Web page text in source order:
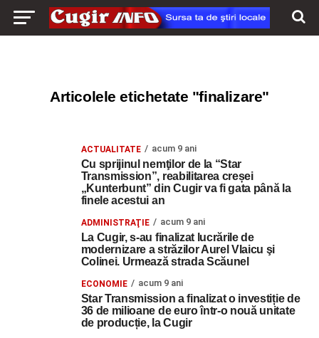
Articolele etichetate "finalizare"
ACTUALITATE acum 9 ani
Cu sprijinul nemţilor de la “Star
Transmission”, reabilitarea creșei
„Kunterbunt” din Cugir va fi gata până la
finele acestui an
ADMINISTRAŢIE acum 9 ani
La Cugir, s-au finalizat lucrările de
modernizare a străzilor Aurel Vlaicu şi
Colinei. Urmează strada Scăunel
ECONOMIE acum 9 ani
Star Transmission a finalizat o investiție de
36 de milioane de euro într-o nouă unitate
de producție, la Cugir